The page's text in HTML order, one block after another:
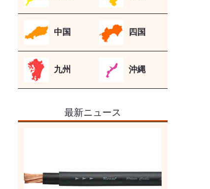
中国 四国
九州 沖縄
最新ニュース